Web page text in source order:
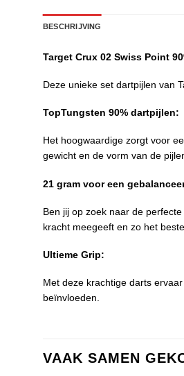
BESCHRIJVING
Target Crux 02 Swiss Point
Deze unieke set dartpijlen van
TopTungsten 90% dartpijlen:
Het hoogwaardige zorgt voor
gewicht en de vorm van de
21 gram voor een
Ben jij op zoek naar de
kracht meegeeft en zo het
Ultieme Grip:
Met deze krachtige darts
beïnvloeden.
VAAK SAMEN